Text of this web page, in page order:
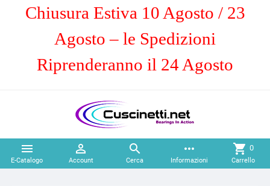
Chiusura Estiva 10 Agosto / 23
Agosto – le Spedizioni
Riprenderanno il 24 Agosto

E-Catalogo

Account

Cerca
more_horiz
Informazioni
shopping_cart 0
Carrello